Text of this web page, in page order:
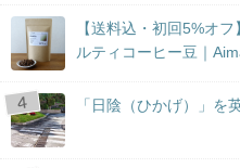
【送料込・初回5%オ
ルティコーヒー豆｜
「日陰（ひかげ）」を